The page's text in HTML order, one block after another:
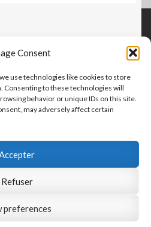
Consent
use technologies like cookies to store
Consenting to these technologies will
behavior or unique IDs on this site.
may adversely affect certain
Accepter
Refuser
preferences
distribution
with WooCommerce